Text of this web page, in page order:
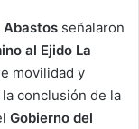
Abastos señalaron
al Ejido La
movilidad y
conclusión de la
Gobierno del